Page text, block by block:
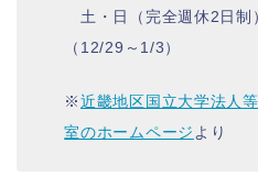
土・日（完全週休2日制
（12/29～1/3）
※近畿地区国立大学法人
室のホームページ より